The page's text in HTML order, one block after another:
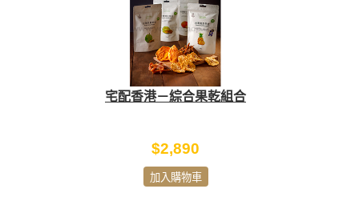
宅配香港－綜合果乾組合
$2,890
加入購物車